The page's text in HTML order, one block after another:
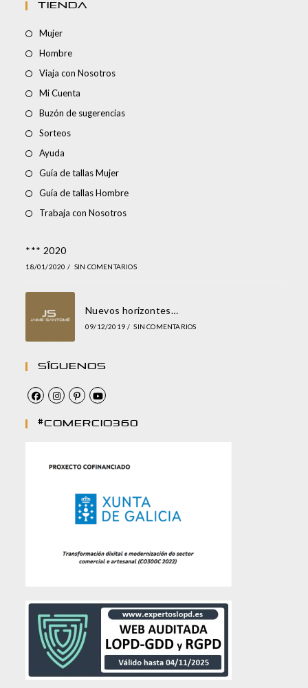
TIENDA
Mujer
Hombre
Viaja con Nosotros
Mi Cuenta
Buzón de sugerencias
Sorteos
Ayuda
Guía de tallas Mujer
Guía de tallas Hombre
Trabaja con Nosotros
*** 2020
18/01/2020 / SIN COMENTARIOS
Nuevos horizontes…
09/12/2019 / SIN COMENTARIOS
Síguenos
#comercio360